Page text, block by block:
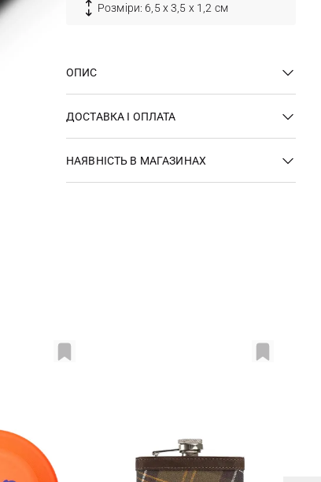
Розміри: 6,5 х 3,5 х 1,2 см
ОПИС
ДОСТАВКА І ОПЛАТА
НАЯВНІСТЬ В МАГАЗИНАХ